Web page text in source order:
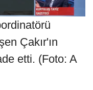
Çakır'ın
etti. (Foto: A